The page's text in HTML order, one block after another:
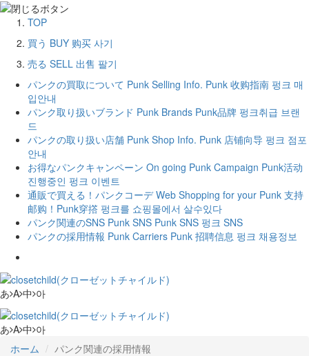
TOP
買う BUY 购买 사기
売る SELL 出售 팔기
パンクの買取について Punk Selling Info. Punk 收购指南 펑크 매
입안내
パンク取り扱いブランド Punk Brands Punk品牌 펑크취급 브랜
드
パンクの取り扱い店舗 Punk Shop Info. Punk 店铺向导 펑크 점포
안내
お得なパンクキャンペーン On going Punk Campaign Punk活动
진행중인 펑크 이벤트
通販で買える！パンクコーデ Web Shopping for your Punk 支持
邮购！Punk穿撘 펑크를 쇼핑몰에서 살수있다
パンク関連のSNS Punk SNS Punk SNS 펑크 SNS
パンクの採用情報 Punk Carriers Punk 招聘信息 펑크 채용정보
あ A 中 아
あ A 中 아
ホーム
パンク関連の採用情報